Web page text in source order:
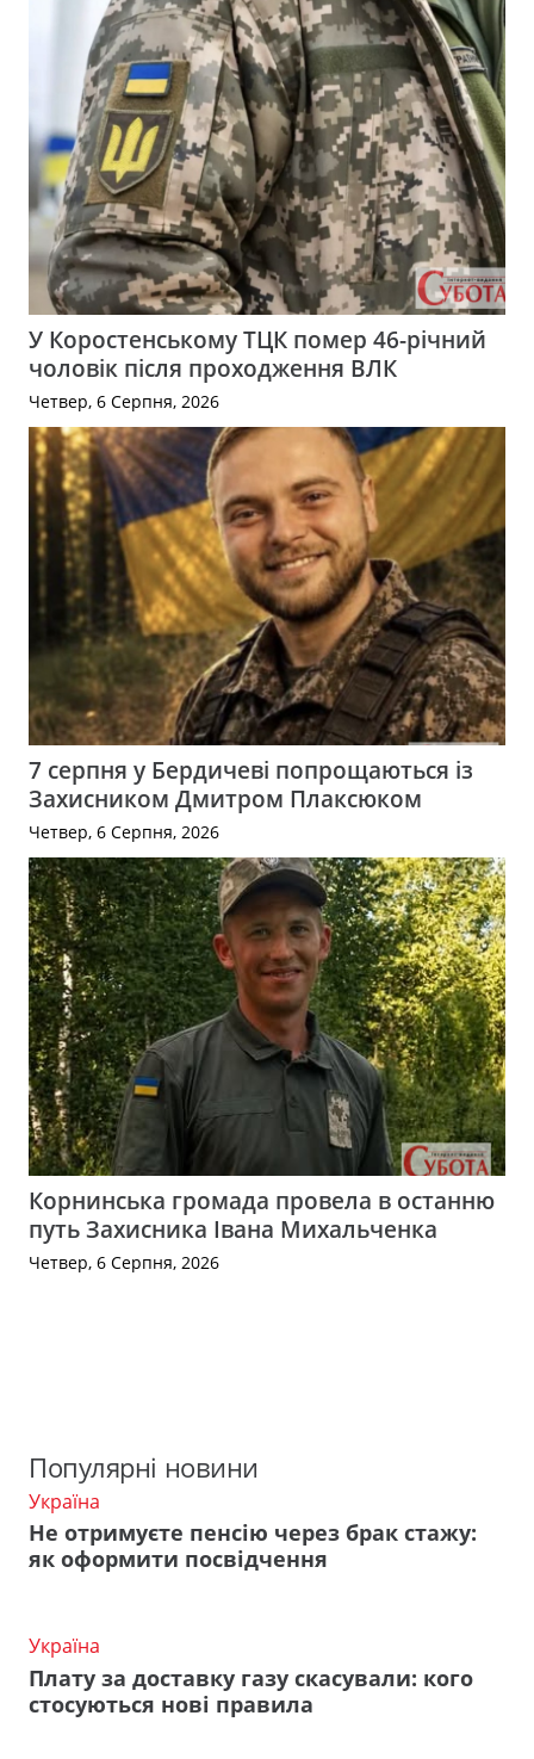
У Коростенському ТЦК помер 46-річний
чоловік після проходження ВЛК
Четвер, 6 Серпня, 2026
7 серпня у Бердичеві попрощаються із
Захисником Дмитром Плаксюком
Четвер, 6 Серпня, 2026
Корнинська громада провела в останню
путь Захисника Івана Михальченка
Четвер, 6 Серпня, 2026
Популярні новини
Україна
Не отримуєте пенсію через брак стажу:
як оформити посвідчення
Україна
Плату за доставку газу скасували: кого
стосуються нові правила